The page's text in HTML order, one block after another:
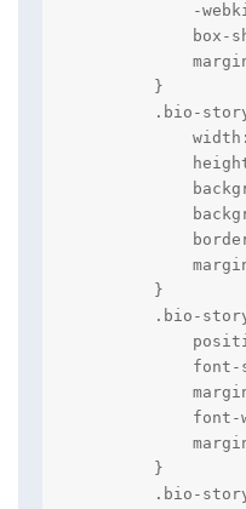
-
box-
        }
.bio-
        }
.bio-
font-
font-
        }
.bio-